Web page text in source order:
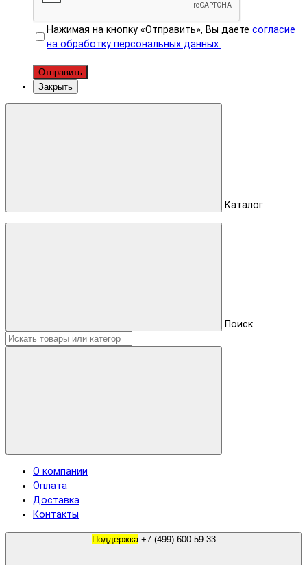
Нажимая на кнопку «Отправить», Вы даете согласие
на обработку персональных данных.
Отправить
Закрыть
Каталог
Поиск
О компании
Оплата
Доставка
Контакты
Поддержка +7 (499) 600-59-33